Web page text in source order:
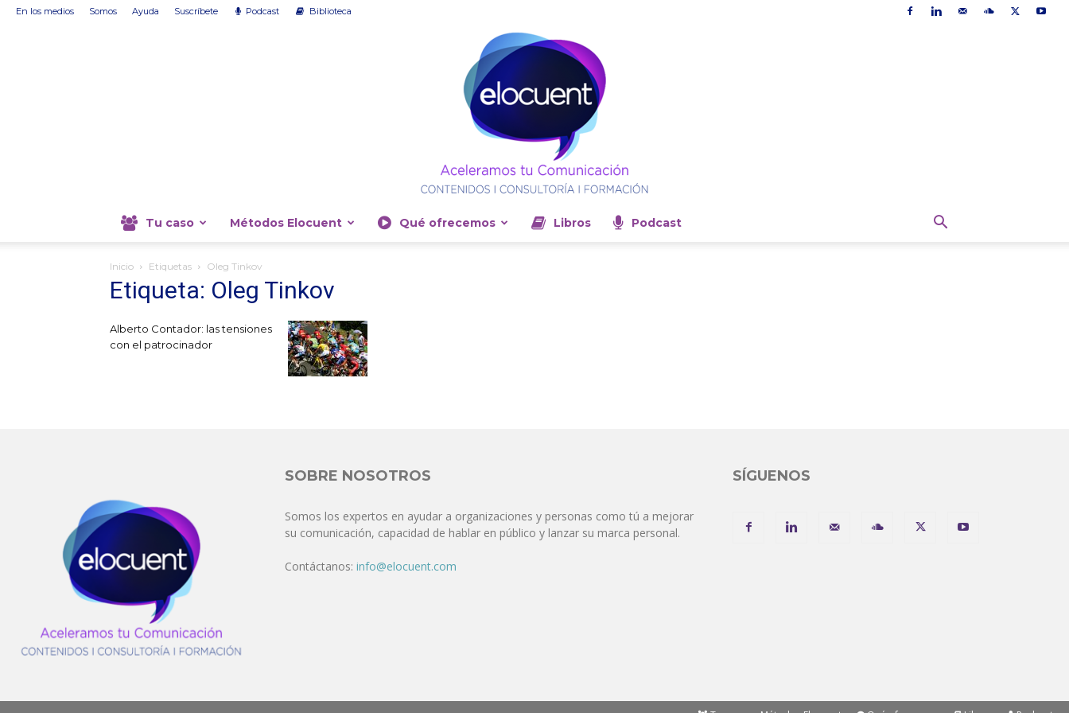
En los medios Somos Ayuda Suscríbete Podcast Biblioteca
Tu caso Métodos Elocuent Qué ofrecemos Libros Podcast
Inicio Etiquetas Oleg Tinkov
Etiqueta: Oleg Tinkov
Alberto Contador: las tensiones
con el patrocinador
SOBRE NOSOTROS
Somos los expertos en ayudar a organizaciones y personas como tú a mejorar
su comunicación, capacidad de hablar en público y lanzar su marca personal.
Contáctanos: info@elocuent.com
SÍGUENOS